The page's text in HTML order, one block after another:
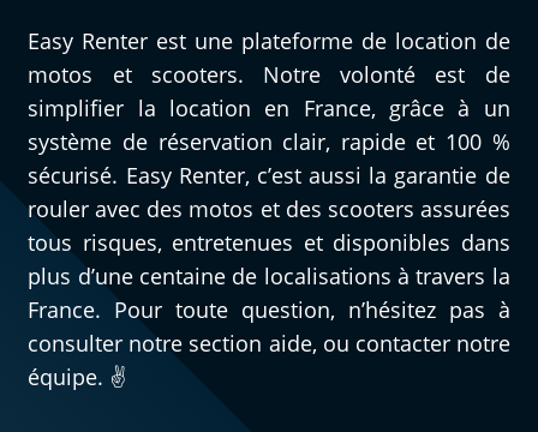
Easy Renter est une plateforme de location de
motos et scooters. Notre volonté est de
simplifier la location en France, grâce à un
système de réservation clair, rapide et 100 %
sécurisé. Easy Renter, c’est aussi la garantie de
rouler avec des motos et des scooters assurées
tous risques, entretenues et disponibles dans
plus d’une centaine de localisations à travers la
France. Pour toute question, n’hésitez pas à
consulter notre section aide, ou contacter notre
équipe. ✌️